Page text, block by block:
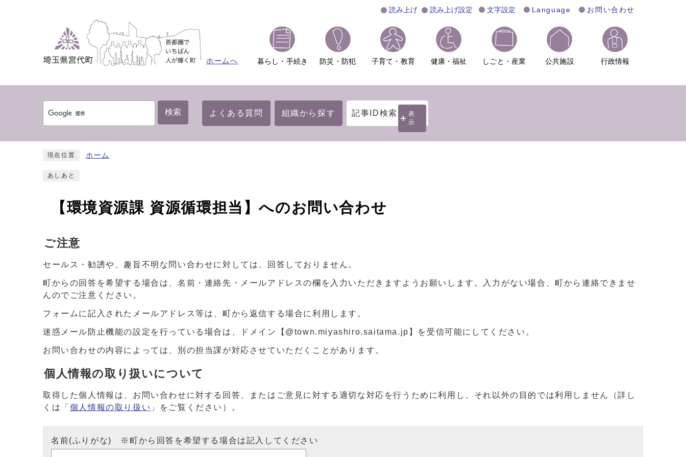
読み上げ 読み上げ設定 文字設定 Language お問い合わせ
ホームへ 暮らし・手続き 防災・防犯 子育て・教育 健康・福祉 しごと・産業 公共施設 行政情報
検索 よくある質問 組織から探す 記事ID検索
表
示
現在位置 ホーム
あしあと
【環境資源課 資源循環担当】へのお問い合わせ
ご注意
セールス・勧誘や、趣旨不明な問い合わせに対しては、回答しておりません。
町からの回答を希望する場合は、名前・連絡先・メールアドレスの欄を入力いただきますようお願いします。入力がない場合、町から連絡できませ
んのでご注意ください。
フォームに記入されたメールアドレス等は、町から返信する場合に利用します。
迷惑メール防止機能の設定を行っている場合は、ドメイン【@town.miyashiro.saitama.jp】を受信可能にしてください。
お問い合わせの内容によっては、別の担当課が対応させていただくことがあります。
個人情報の取り扱いについて
取得した個人情報は、お問い合わせに対する回答、またはご意見に対する適切な対応を行うために利用し、それ以外の目的では利用しません（詳し
くは「 個人情報の取り扱い 」をご覧ください）。
名前(ふりがな) ※町から回答を希望する場合は記入してください